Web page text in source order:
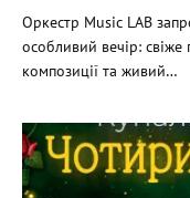
Оркестр Music LAB
особливий вечір: свіже
композиції та живий…